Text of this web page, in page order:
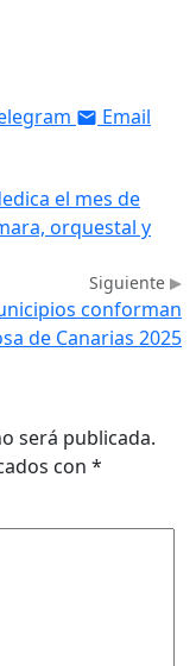
Email
el mes de
orquestal y
Siguiente
conforman
de Canarias 2025
será publicada.
con *